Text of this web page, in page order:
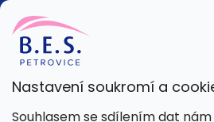
Nastavení soukromí a
Souhlasem se sdílením dat
Kamenná prodejna